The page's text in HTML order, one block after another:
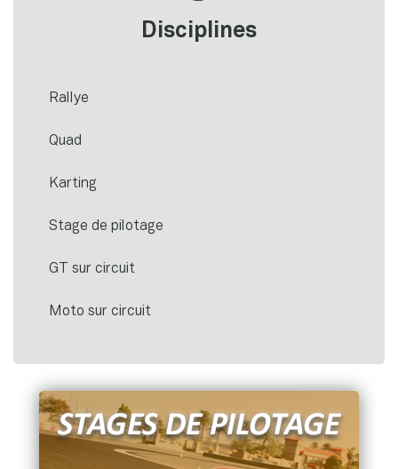
Disciplines
Rallye
Quad
Karting
Stage de pilotage
GT sur circuit
Moto sur circuit